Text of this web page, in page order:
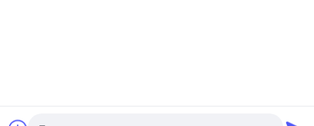
©2024- Sichuan Yinhuasheng Technology Co., Ltd.. . Alle rechten